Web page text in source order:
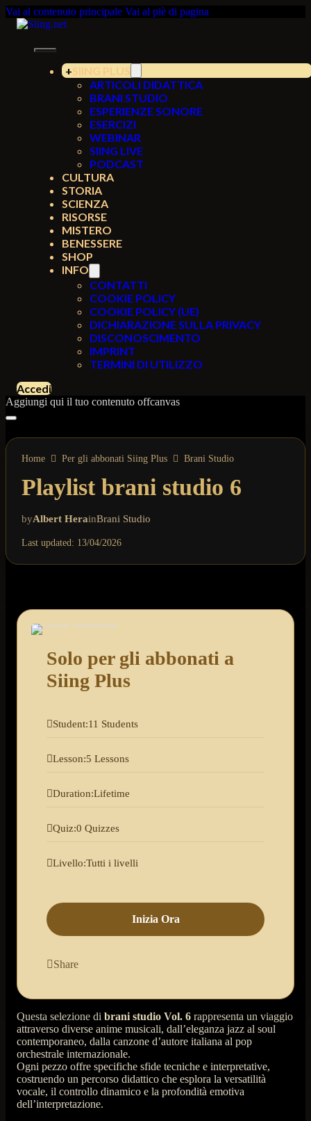
Vai al contenuto principale Vai al piè di pagina
SIING PLUS
ARTICOLI DIDATTICA
BRANI STUDIO
ESPERIENZE SONORE
ESERCIZI
WEBINAR
SIING LIVE
PODCAST
CULTURA
STORIA
SCIENZA
RISORSE
MISTERO
BENESSERE
SHOP
INFO
CONTATTI
COOKIE POLICY
COOKIE POLICY (UE)
DICHIARAZIONE SULLA PRIVACY
DISCONOSCIMENTO
IMPRINT
TERMINI DI UTILIZZO
Accedi
Aggiungi qui il tuo contenuto offcanvas
Home Per gli abbonati Siing Plus Brani Studio
Playlist brani studio 6
byAlbert HerainBrani Studio
Last updated: 13/04/2026
Questa selezione di brani studio Vol. 6 rappresenta un viaggio
attraverso diverse anime musicali, dall’eleganza jazz al soul
contemporaneo, dalla canzone d’autore italiana al pop
orchestrale internazionale.
Ogni pezzo offre specifiche sfide tecniche e interpretative,
costruendo un percorso didattico che esplora la versatilità
vocale, il controllo dinamico e la profondità emotiva
dell’interpretazione.
Solo per gli abbonati a
Siing Plus
Student:11 Students
Lesson:5 Lessons
Duration:Lifetime
Quiz:0 Quizzes
Livello:Tutti i livelli
Inizia Ora
Share